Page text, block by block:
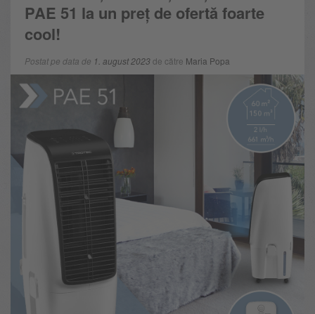
PAE 51 la un preț de ofertă foarte
cool!
Postat pe data de 1. august 2023de către Maria Popa